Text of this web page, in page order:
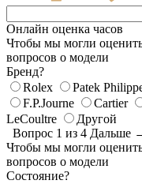
Онлайн оценка часов
Чтобы мы могли
вопросов о модели
Бренд?
Rolex
Patek
F.P.Journe
Cartier
LeCoultre
Другой
Вопрос 1 из 4 Дальше
Чтобы мы могли
вопросов о модели
Состояние?